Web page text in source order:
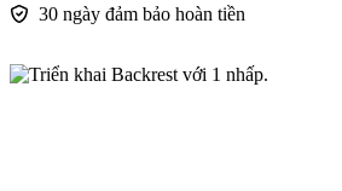
30 ngày đảm bảo hoàn tiền